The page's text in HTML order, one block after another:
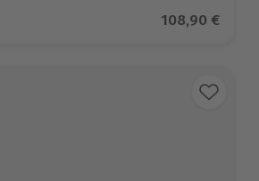
Aktueller
108,90 €